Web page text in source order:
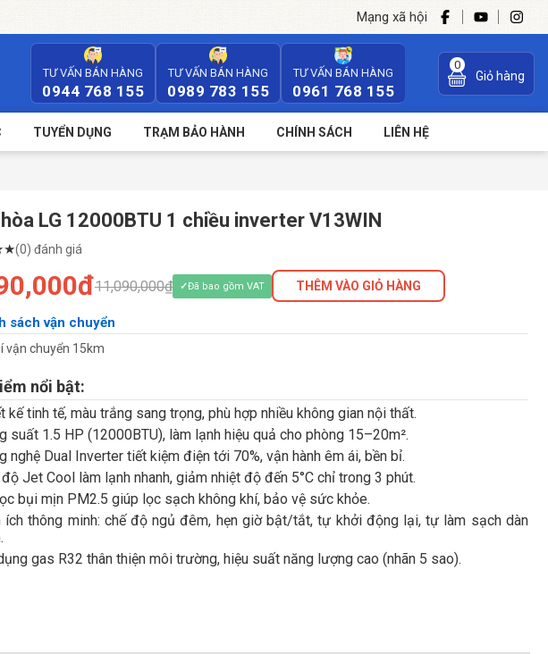
Mạng xã hội
TƯ VẤN BÁN HÀNG
0944 768 155
TƯ VẤN BÁN HÀNG
0989 783 155
TƯ VẤN BÁN HÀNG
0961 768 155
0
Giỏ hàng
TUYỂN DỤNG TRẠM BẢO HÀNH CHÍNH SÁCH LIÊN HỆ
LG 12000BTU 1 chiều inverter V13WIN
★(0) đánh giá
11,090,000₫ Đã bao gồm VAT THÊM VÀO GIỎ HÀNG
sách vận chuyển
vận chuyển 15km
nổi bật:
kế tinh tế, màu trắng sang trọng, phù hợp nhiều không gian nội thất.
suất 1.5 HP (12000BTU), làm lạnh hiệu quả cho phòng 15–20m².
nghệ Dual Inverter tiết kiệm điện tới 70%, vận hành êm ái, bền bỉ.
độ Jet Cool làm lạnh nhanh, giảm nhiệt độ đến 5°C chỉ trong 3 phút.
bụi mịn PM2.5 giúp lọc sạch không khí, bảo vệ sức khỏe.
ích thông minh: chế độ ngủ đêm, hẹn giờ bật/tắt, tự khởi động lại, tự làm sạch dàn
gas R32 thân thiện môi trường, hiệu suất năng lượng cao (nhãn 5 sao).